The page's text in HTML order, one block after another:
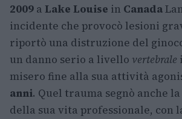
2009 a Lake Louise in Canada
incidente che provocò lesioni
riportò una distruzione del
un danno serio a livello vertebrale
misero fine alla sua attività
anni. Quel trauma segnò anche
della sua vita professionale, con